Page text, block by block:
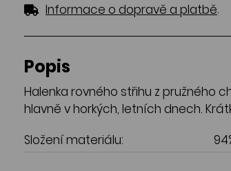
Informace o dopravě a platbě.
Popis
Halenka rovného střihu z pružného
hlavně v horkých, letních dnech.
Složení materiálu: